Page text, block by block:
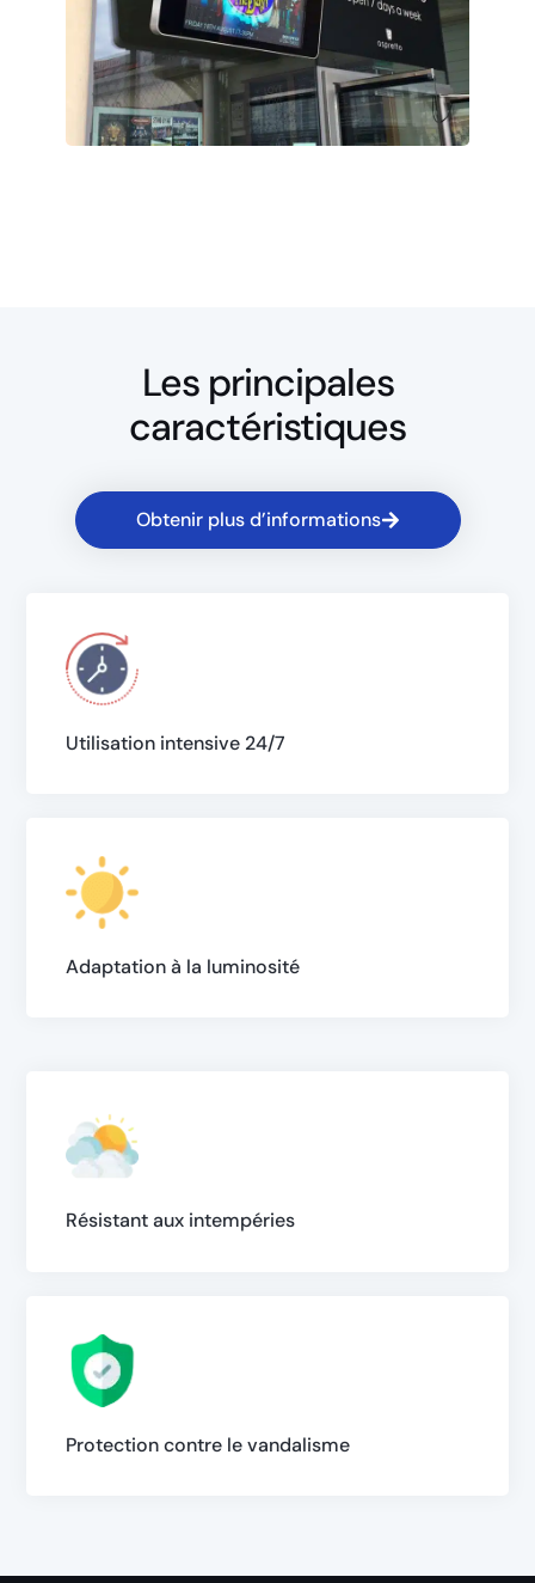
Les principales
caractéristiques
Obtenir plus d’informations
Utilisation intensive 24/7
Adaptation à la luminosité
Résistant aux intempéries
Protection contre le vandalisme